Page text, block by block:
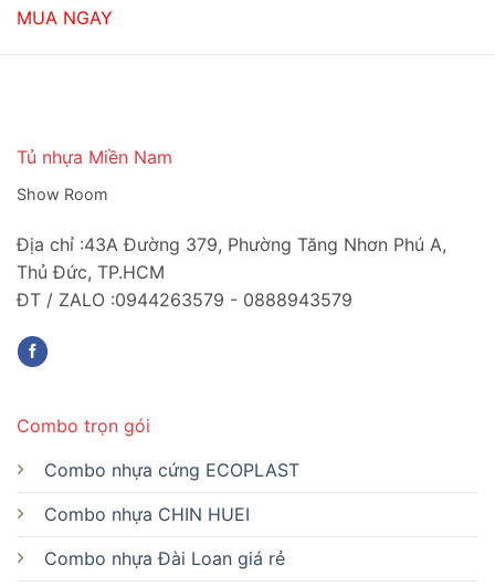
3,960,000₫.
MUA NGAY
Tủ nhựa Miền Nam
Show Room
Địa chỉ :43A Đường 379, Phường Tăng Nhơn Phú A,
Thủ Đức, TP.HCM
ĐT / ZALO :0944263579 - 0888943579
Combo trọn gói
Combo nhựa cứng ECOPLAST
Combo nhựa CHIN HUEI
Combo nhựa Đài Loan giá rẻ